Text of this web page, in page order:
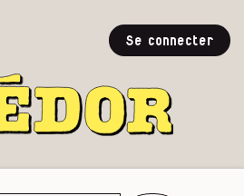
Se connecter